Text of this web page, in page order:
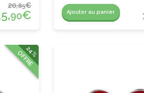
20,85€
90€ Ajouter au panier
24%
OFFRE